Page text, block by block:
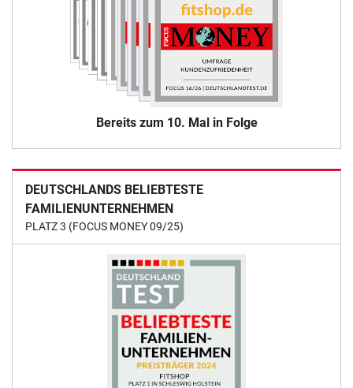
Bereits zum 10. Mal in Folge
DEUTSCHLANDS BELIEBTESTE
FAMILIENUNTERNEHMEN
PLATZ 3 (FOCUS MONEY 09/25)